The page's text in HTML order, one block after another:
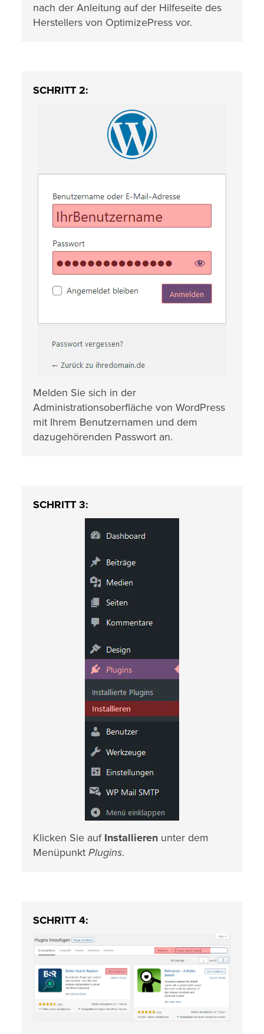
nach der Anleitung auf der Hilfeseite des
Herstellers von OptimizePress vor.
SCHRITT 2:
Melden Sie sich in der
Administrationsoberfläche von WordPress
mit Ihrem Benutzernamen und dem
dazugehörenden Passwort an.
SCHRITT 3:
Klicken Sie auf Installieren unter dem
Menüpunkt Plugins.
SCHRITT 4: